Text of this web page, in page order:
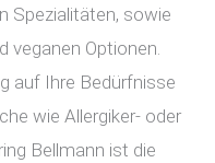
Spezialitäten, sowie
veganen Optionen.
auf Ihre Bedürfnisse
wie Allergiker- oder
Bellmann ist die